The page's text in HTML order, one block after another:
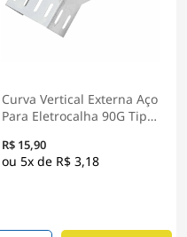
Curva Vertical Externa Aço
Para Eletrocalha 90G Tipo
R$ 15,90
5x de R$ 3,18